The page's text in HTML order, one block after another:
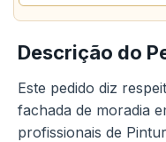
Descrição do
Este pedido diz
fachada de moradia
profissionais de